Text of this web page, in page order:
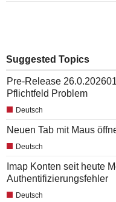
Suggested Topics
Pre-Release
Pflichtfeld Problem
Deutsch
Neuen Tab mit Maus
Deutsch
Imap Konten seit heute
Authentifizierungsfehler
Deutsch